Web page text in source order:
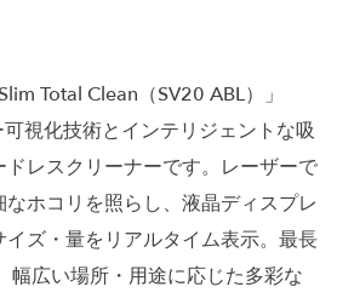
Total Clean（SV20 ABL）」
視化技術とインテリジェントな吸
レスクリーナーです。レーザーで
ホコリを照らし、液晶ディスプレ
ズ・量をリアルタイム表示。最長
幅広い場所・用途に応じた多彩な